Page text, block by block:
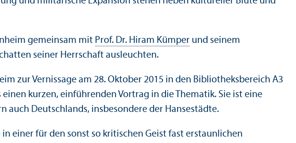
gemeinsam mit Prof. Dr. Hiram Kümper und seinem
seiner Herrschaft ausleuchten.
zur Vernissage am 28. Oktober 2015 in den Bibliotheksbereich A3
kurzen, einführenden Vortrag in die Thematik. Sie ist eine
Deutschlands, insbesondere der Hansestädte.
in einer für den sonst so kritischen Geist fast erstaunlichen